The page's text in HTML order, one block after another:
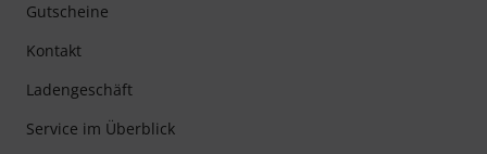
Gutscheine
Kontakt
Ladengeschäft
Service im Überblick